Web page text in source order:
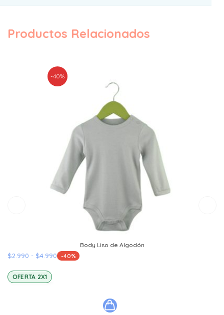
Productos Relacionados
Body Liso de Algodón
$2.990 - $4.990Rango
de
-40%
-40%
OFERTA 2X1